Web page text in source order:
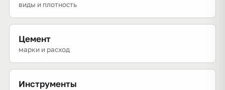
виды и плотность
Цемент
марки и расход
Инструменты